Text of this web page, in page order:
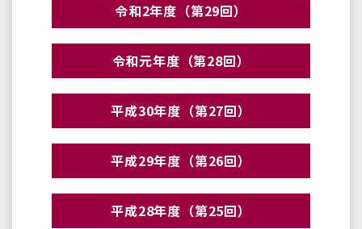
令和2年度（第29回）
令和元年度（第28回）
平成30年度（第27回）
平成29年度（第26回）
平成28年度（第25回）